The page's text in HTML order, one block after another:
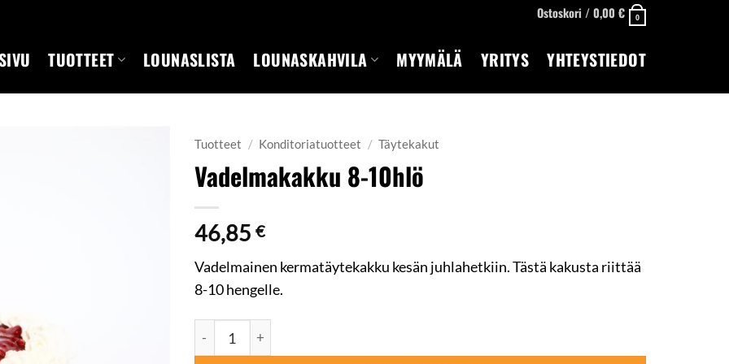
Ostoskori /0,00 € 0
TUOTTEET LOUNASLISTA LOUNASKAHVILA MYYMÄLÄ YRITYS YHTEYSTIEDOT
Tuotteet / Konditoriatuotteet / Täytekakut
Vadelmakakku 8-10hlö
46,85 €
Vadelmainen kermatäytekakku kesän juhlahetkiin. Tästä kakusta riittää
8-10 hengelle.